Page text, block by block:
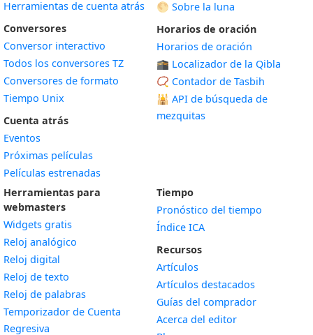
Herramientas de cuenta atrás
Conversores
Conversor interactivo
Todos los conversores TZ
Conversores de formato
Tiempo Unix
Cuenta atrás
Eventos
Próximas películas
Películas estrenadas
🌕 Sobre la luna
Horarios de oración
Horarios de oración
🕋 Localizador de la Qibla
📿 Contador de Tasbih
🕌 API de búsqueda de
mezquitas
Herramientas para
webmasters
Widgets gratis
Reloj analógico
Reloj digital
Reloj de texto
Reloj de palabras
Temporizador de Cuenta
Regresiva
Tiempo
Pronóstico del tiempo
Índice ICA
Recursos
Artículos
Artículos destacados
Guías del comprador
Acerca del editor